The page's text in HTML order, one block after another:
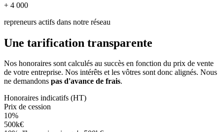
+ 4 000
repreneurs actifs dans notre réseau
Une tarification transparente
Nos honoraires sont calculés au succès en fonction du prix de vente
de votre entreprise. Nos intérêts et les vôtres sont donc alignés. Nous
ne demandons pas d'avance de frais.
Honoraires indicatifs (HT)
Prix de cession
10%
500k€